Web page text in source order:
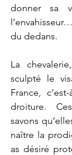
donner sa
du dedans.
La
sculpté le
France,
droiture.
savons
naître la
as désiré